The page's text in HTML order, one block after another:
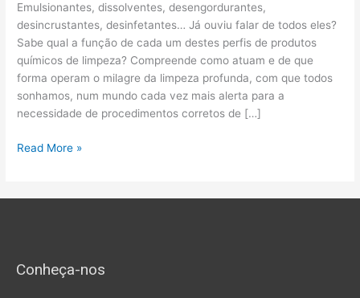
Emulsionantes, dissolventes, desengordurantes,
desincrustantes, desinfetantes… Já ouviu falar de todos eles?
Sabe qual a função de cada um destes perfis de produtos
químicos de limpeza? Compreende como atuam e de que
forma operam o milagre da limpeza profunda, com que todos
sonhamos, num mundo cada vez mais alerta para a
necessidade de procedimentos corretos de […]
É
tudo
uma
questão
de
química!
Read More »
Conheça-nos